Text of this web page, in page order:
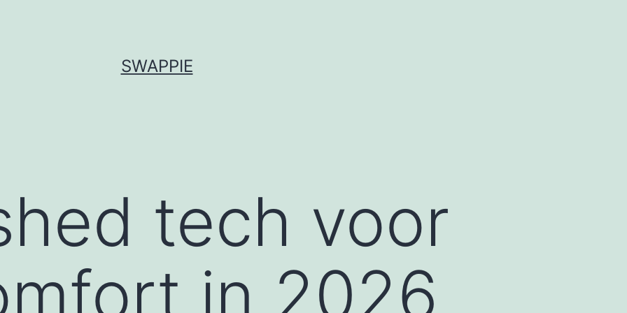
SWAPPIE
tech voor
in 2026